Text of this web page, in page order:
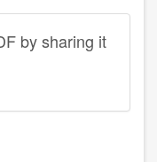
by sharing it